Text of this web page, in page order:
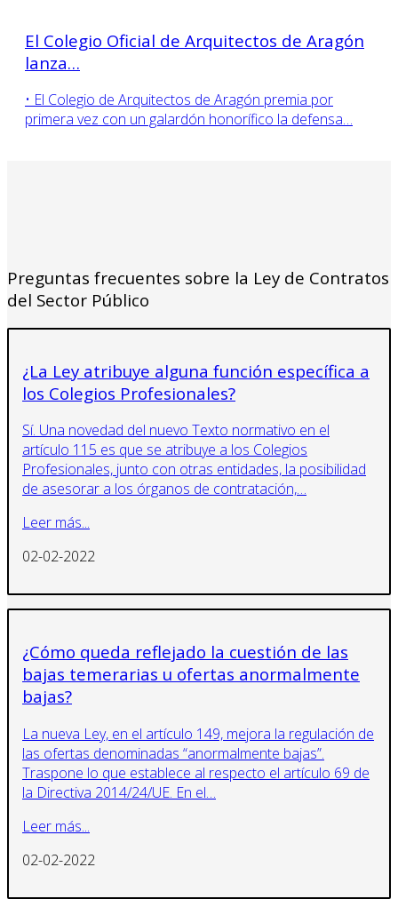
El Colegio Oficial de Arquitectos de Aragón
lanza…
• El Colegio de Arquitectos de Aragón premia por
primera vez con un galardón honorífico la defensa…
Preguntas frecuentes sobre la Ley de Contratos
del Sector Público
¿La Ley atribuye alguna función específica a
los Colegios Profesionales?
Sí. Una novedad del nuevo Texto normativo en el
artículo 115 es que se atribuye a los Colegios
Profesionales, junto con otras entidades, la posibilidad
de asesorar a los órganos de contratación,…
Leer más...
02-02-2022
¿Cómo queda reflejado la cuestión de las
bajas temerarias u ofertas anormalmente
bajas?
La nueva Ley, en el artículo 149, mejora la regulación de
las ofertas denominadas “anormalmente bajas”.
Traspone lo que establece al respecto el artículo 69 de
la Directiva 2014/24/UE. En el…
Leer más...
02-02-2022